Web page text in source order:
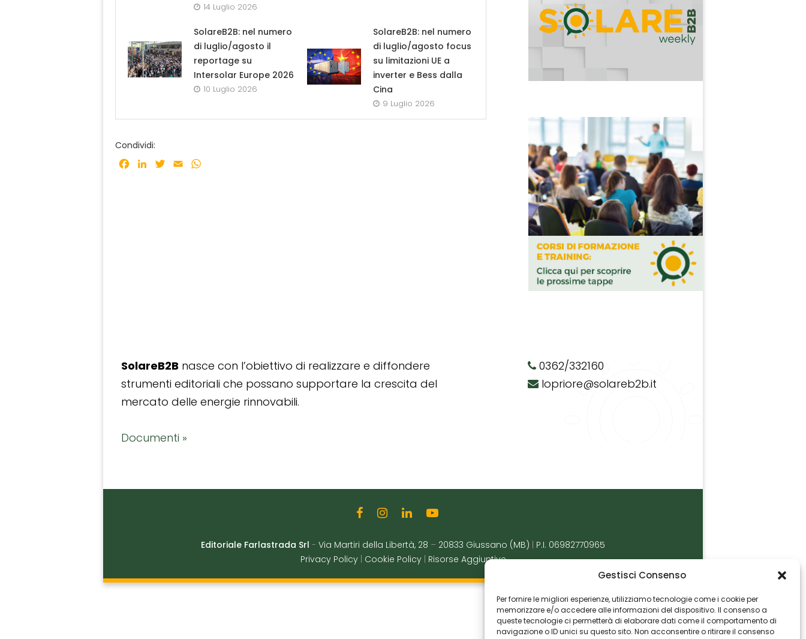
Gestisci Consenso
Per fornire le migliori esperienze, utilizziamo tecnologie come i cookie per
memorizzare e/o accedere alle informazioni del dispositivo. Il consenso a
queste tecnologie ci permetterà di elaborare dati come il comportamento di
navigazione o ID unici su questo sito. Non acconsentire o ritirare il consenso
14 Luglio 2026
SolareB2B: nel numero
di luglio/agosto il
reportage su
Intersolar Europe 2026
10 Luglio 2026
SolareB2B: nel numero
di luglio/agosto focus
su limitazioni UE a
inverter e Bess dalla
Cina
9 Luglio 2026
Condividi:
Facebook
LinkedInTwitter
Email
SolareB2B nasce con l’obiettivo di realizzare e diffondere
strumenti editoriali che possano supportare la crescita del
mercato delle energie rinnovabili.
Documenti »
0362/332160
lopriore@solareb2b.it
Editoriale Farlastrada Srl - Via Martiri della Libertà, 28 – 20833 Giussano (MB)
P.I. 06982770965
Privacy Policy
Cookie Policy Risorse Aggiuntive